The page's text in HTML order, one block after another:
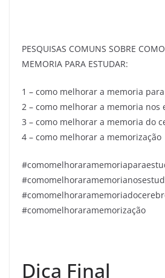
PESQUISAS COMUNS SOBRE
MEMORIA PARA ESTUDAR:
1 – como melhorar a memoria
2 – como melhorar a memoria nos
3 – como melhorar a memoria do
4 – como melhorar a memorização
#comomelhoraramemorização
Dica Final